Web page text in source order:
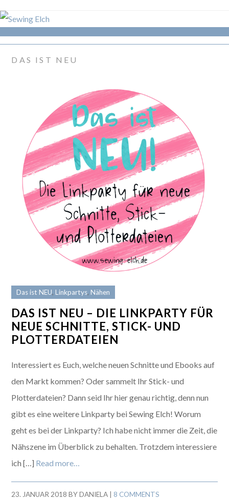
DAS IST NEU
Das ist NEU,Linkpartys,Nähen
DAS IST NEU – DIE LINKPARTY FÜR
NEUE SCHNITTE, STICK- UND
PLOTTERDATEIEN
Interessiert es Euch, welche neuen Schnitte und Ebooks auf
den Markt kommen? Oder sammelt Ihr Stick- und
Plotterdateien? Dann seid Ihr hier genau richtig, denn nun
gibt es eine weitere Linkparty bei Sewing Elch! Worum
geht es bei der Linkparty? Ich habe nicht immer die Zeit, die
Nähszene im Überblick zu behalten. Trotzdem interessiere
ich […] Read more…
23. JANUAR 2018 BYDANIELA 8 COMMENTS